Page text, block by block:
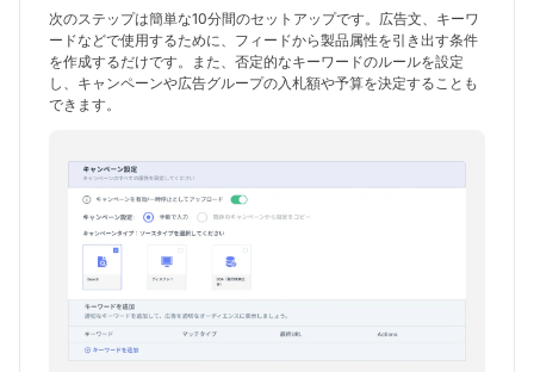
次のステップは簡単な10分間のセットアップです。広告文、キーワ
ードなどで使用するために、フィードから製品属性を引き出す条件
を作成するだけです。また、否定的なキーワードのルールを設定
し、キャンペーンや広告グループの入札額や予算を決定することも
できます。